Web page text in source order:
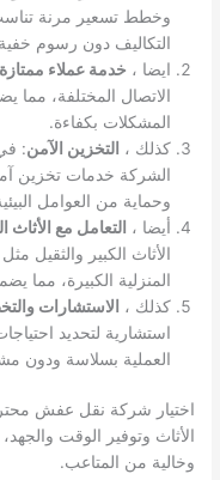
وخطط تسعير مرنة
التكاليف دون رسوم
ايضا ، خدمة عملاء ممتازة
الاتصال المختلفة،
المشكلات بكفاءة.
كذلك ، التخزين الآمن:
الشركة خدمات تخزين
وحماية من العوامل
أيضا ، التعامل مع الأثاث
الأثاث الكبير والثقيل
المنزلية الكبيرة، مما
كذلك ،
الاستشارات
استشارية لتحديد
العملية بسلاسة ودون
اختيار شركة نقل عفش
الأثاث وتوفير الوقت
وخالية من المتاعب.